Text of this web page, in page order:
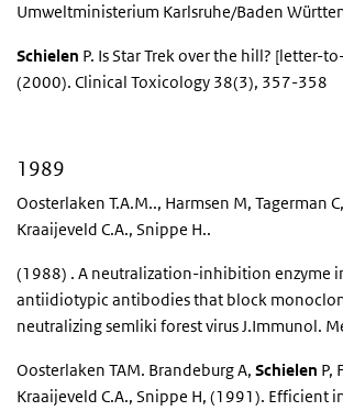
Umweltministerium Karlsruhe/Baden
Schielen P. Is Star Trek over the hill? [letter-
(2000). Clinical Toxicology 38(3), 357-358
1989
Oosterlaken T.A.M.., Harmsen M, Tagerman C,
Kraaijeveld C.A., Snippe H..
(1988) . A neutralization-inhibition enzyme
antiidiotypic antibodies that block
neutralizing semliki forest virus J.Immunol.
Oosterlaken TAM. Brandeburg A, Schielen P,
Kraaijeveld C.A., Snippe H, (1991). Efficient